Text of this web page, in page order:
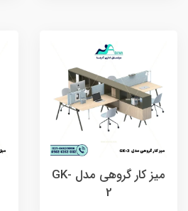
ميز كار گروهی مدل GK-
2